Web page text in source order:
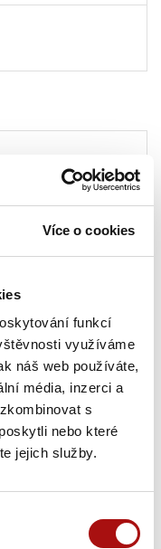
Více o cookies
funkcí
využíváme
náš web používáte,
média, inzerci a
s
nebo které
jejich služby.
, Mikulov
prohlídkou